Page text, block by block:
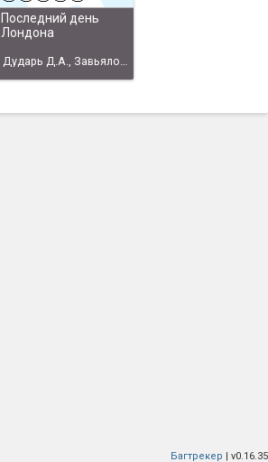
Последний день
Лондона
Дударь Д.А., Завьялов А.А.
Багтрекер | v0.16.35